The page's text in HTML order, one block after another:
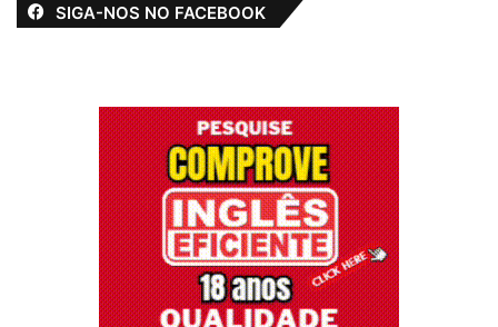
SIGA-NOS NO FACEBOOK